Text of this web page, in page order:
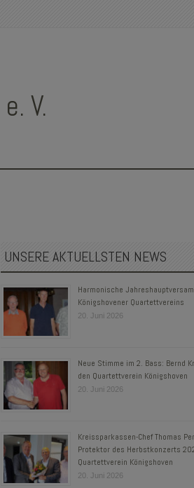
V.
UNSERE AKTUELLSTEN NEWS
Harmonische
Königshovener Quartettvereins
20. Juni 2026
Neue Stimme im 2. Bass: Bernd
den Quartettverein Königshoven
20. Juni 2026
Kreissparkassen-Chef Thomas
Protektor des Herbstkonzerts
Quartettverein Königshoven
20. Juni 2026